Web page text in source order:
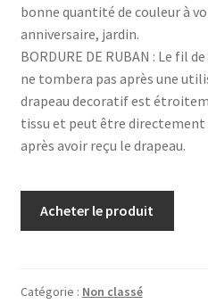
bonne quantité de couleur à
anniversaire, jardin.
BORDURE DE RUBAN : Le fil
ne tombera pas après une
drapeau decoratif est
tissu et peut être
après avoir reçu le drapeau.
Acheter le produit
Catégorie : Non classé